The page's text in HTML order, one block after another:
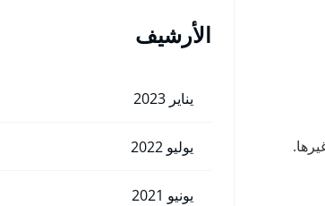
الأرشيف
يناير 2023
يوليو 2022
يونيو 2021